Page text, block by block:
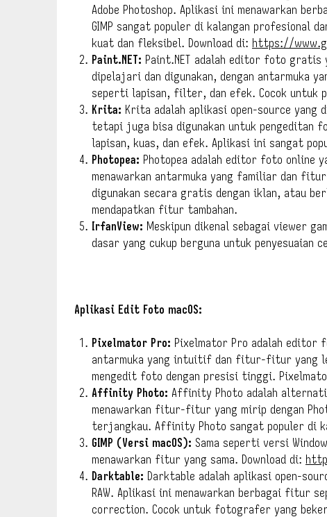
Adobe Photoshop. Aplikasi ini menawarkan
GIMP sangat populer di kalangan profesional
kuat dan fleksibel. Download di: https://
Paint.NET: Paint.NET adalah editor foto gratis
dipelajari dan digunakan, dengan antarmuka
seperti lapisan, filter, dan efek. Cocok untuk
Krita: Krita adalah aplikasi open-source
tetapi juga bisa digunakan untuk pengeditan
lapisan, kuas, dan efek. Aplikasi ini sangat
Photopea: Photopea adalah editor foto online
menawarkan antarmuka yang familiar dan
digunakan secara gratis dengan iklan, atau
mendapatkan fitur tambahan.
IrfanView: Meskipun dikenal sebagai viewer
dasar yang cukup berguna untuk penyesuaian
Aplikasi Edit Foto macOS:
Pixelmator Pro: Pixelmator Pro adalah editor
antarmuka yang intuitif dan fitur-fitur yang
mengedit foto dengan presisi tinggi.
Affinity Photo: Affinity Photo adalah
menawarkan fitur-fitur yang mirip dengan
terjangkau. Affinity Photo sangat populer di
GIMP (Versi macOS): Sama seperti versi
menawarkan fitur yang sama. Download di:
Darktable: Darktable adalah aplikasi open-
RAW. Aplikasi ini menawarkan berbagai fitur
correction. Cocok untuk fotografer yang